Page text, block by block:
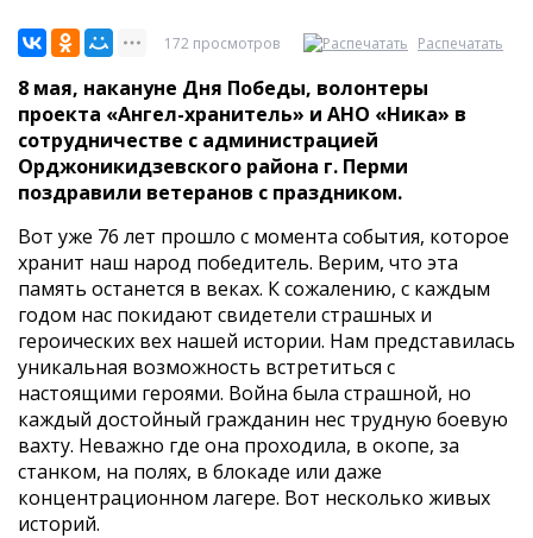
172 просмотров Распечатать
8 мая, накануне Дня Победы, волонтеры
проекта «Ангел-хранитель» и АНО «Ника» в
сотрудничестве с администрацией
Орджоникидзевского района г. Перми
поздравили ветеранов с праздником.
Вот уже 76 лет прошло с момента события, которое
хранит наш народ победитель. Верим, что эта
память останется в веках. К сожалению, с каждым
годом нас покидают свидетели страшных и
героических вех нашей истории. Нам представилась
уникальная возможность встретиться с
настоящими героями. Война была страшной, но
каждый достойный гражданин нес трудную боевую
вахту. Неважно где она проходила, в окопе, за
станком, на полях, в блокаде или даже
концентрационном лагере. Вот несколько живых
историй.